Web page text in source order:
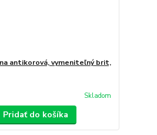
antikorová, vymeniteľný brit,
Skladom
Pridať do košíka